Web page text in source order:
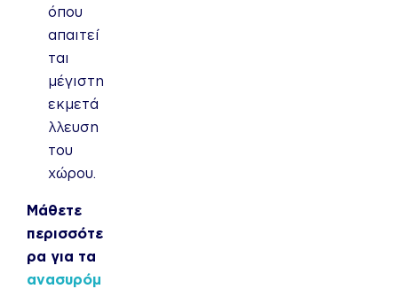
όπου
απαιτεί
ται
μέγιστη
εκμετά
λλευση
του
χώρου.
Μάθετε
περισσότε
ρα για τα
ανασυρόμ